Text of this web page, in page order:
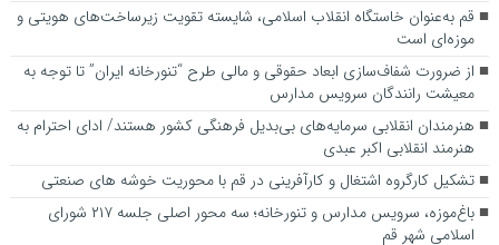
قم به‌عنوان خاستگاه انقلاب اسلامی، شایسته تقویت زیرساخت‌های هویتی و
موزه‌ای است
از ضرورت شفاف‌سازی ابعاد حقوقی و مالی طرح “تنورخانه ایران” تا توجه به
معیشت رانندگان سرویس مدارس
هنرمندان انقلابی سرمایه‌های بی‌بدیل فرهنگی کشور هستند/ ادای احترام به
هنرمند انقلابی اکبر عبدی
تشکیل کارگروه اشتغال و کارآفرینی در قم با محوریت خوشه های صنعتی
باغ‌موزه، سرویس مدارس و تنورخانه؛ سه محور اصلی جلسه ۲۱۷ شورای
اسلامی شهر قم